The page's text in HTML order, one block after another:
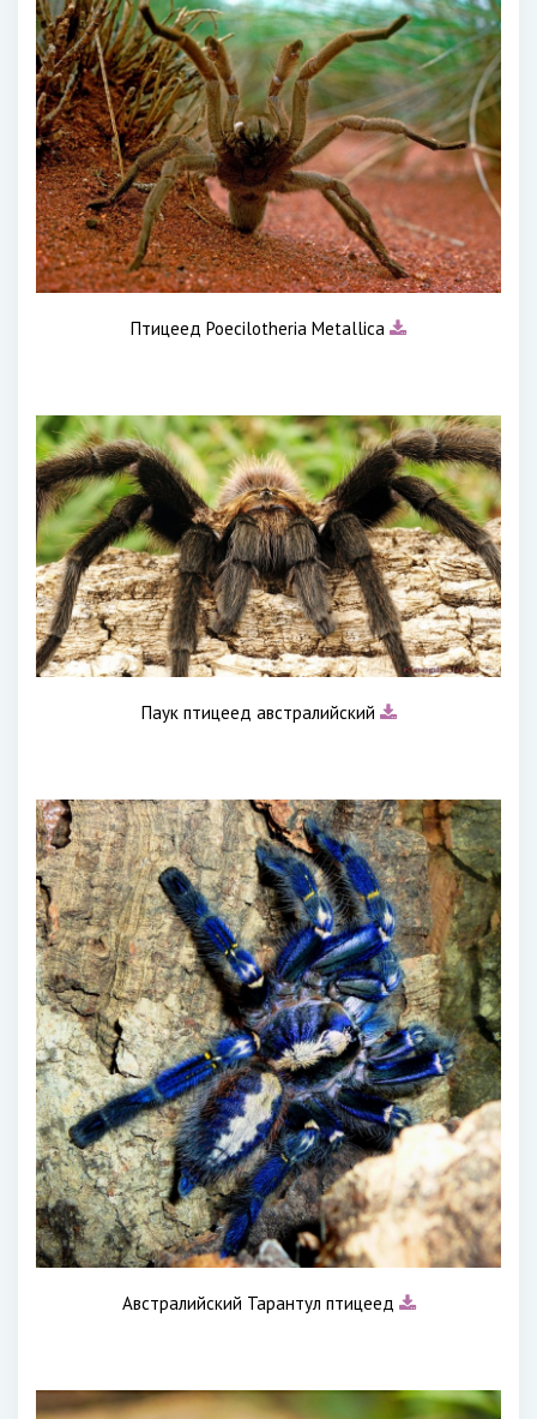
Птицеед Poecilotheria Metallica
Паук птицеед австралийский
Австралийский Тарантул птицеед